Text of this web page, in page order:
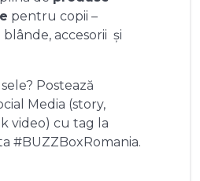
pentru copii –
accesorii și
Postează
Media (story,
video) cu tag la
#BUZZBoxRomania.